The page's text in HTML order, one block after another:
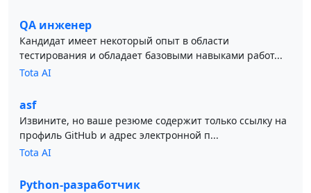
QA инженер
Кандидат имеет некоторый опыт в области
тестирования и обладает базовыми навыками работ...
Tota AI
asf
Извините, но ваше резюме содержит только ссылку на
профиль GitHub и адрес электронной п...
Tota AI
Python-разработчик